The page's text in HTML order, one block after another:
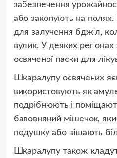
забезпечення
або закопують на
для залучення бджіл,
вулик. У деяких
освяченої паски для
Шкаралупу освячених
використовують як
подрібнюють і
бавовняний мішечок,
подушку або вішають
Шкаралупу також